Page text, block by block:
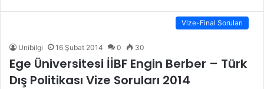
Vize-Final Soruları
Unibilgi 16 Şubat 2014 0 30
Ege Üniversitesi İİBF Engin Berber – Türk
Dış Politikası Vize Soruları 2014